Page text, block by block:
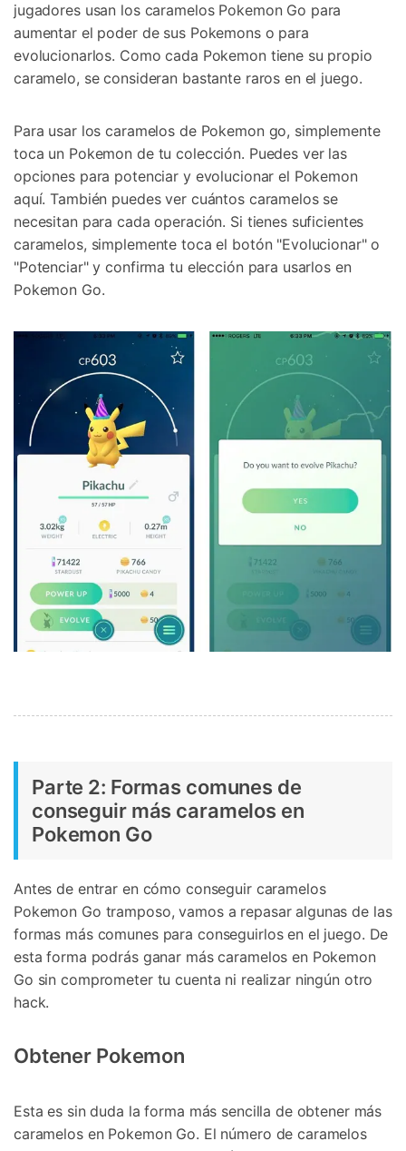
jugadores usan los caramelos Pokemon Go para
aumentar el poder de sus Pokemons o para
evolucionarlos. Como cada Pokemon tiene su propio
caramelo, se consideran bastante raros en el juego.
Para usar los caramelos de Pokemon go, simplemente
toca un Pokemon de tu colección. Puedes ver las
opciones para potenciar y evolucionar el Pokemon
aquí. También puedes ver cuántos caramelos se
necesitan para cada operación. Si tienes suficientes
caramelos, simplemente toca el botón "Evolucionar" o
"Potenciar" y confirma tu elección para usarlos en
Pokemon Go.
Parte 2: Formas comunes de
conseguir más caramelos en
Pokemon Go
Antes de entrar en cómo conseguir caramelos
Pokemon Go tramposo, vamos a repasar algunas de las
formas más comunes para conseguirlos en el juego. De
esta forma podrás ganar más caramelos en Pokemon
Go sin comprometer tu cuenta ni realizar ningún otro
hack.
Obtener Pokemon
Esta es sin duda la forma más sencilla de obtener más
caramelos en Pokemon Go. El número de caramelos